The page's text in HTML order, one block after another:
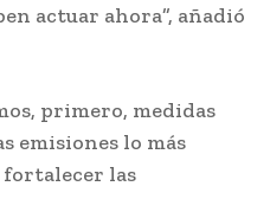
actuar ahora”, añadió
primero, medidas
emisiones lo más
fortalecer las